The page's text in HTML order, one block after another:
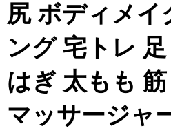
尻 ボディメイ
ング 宅トレ
はぎ 太もも
マッサージャ